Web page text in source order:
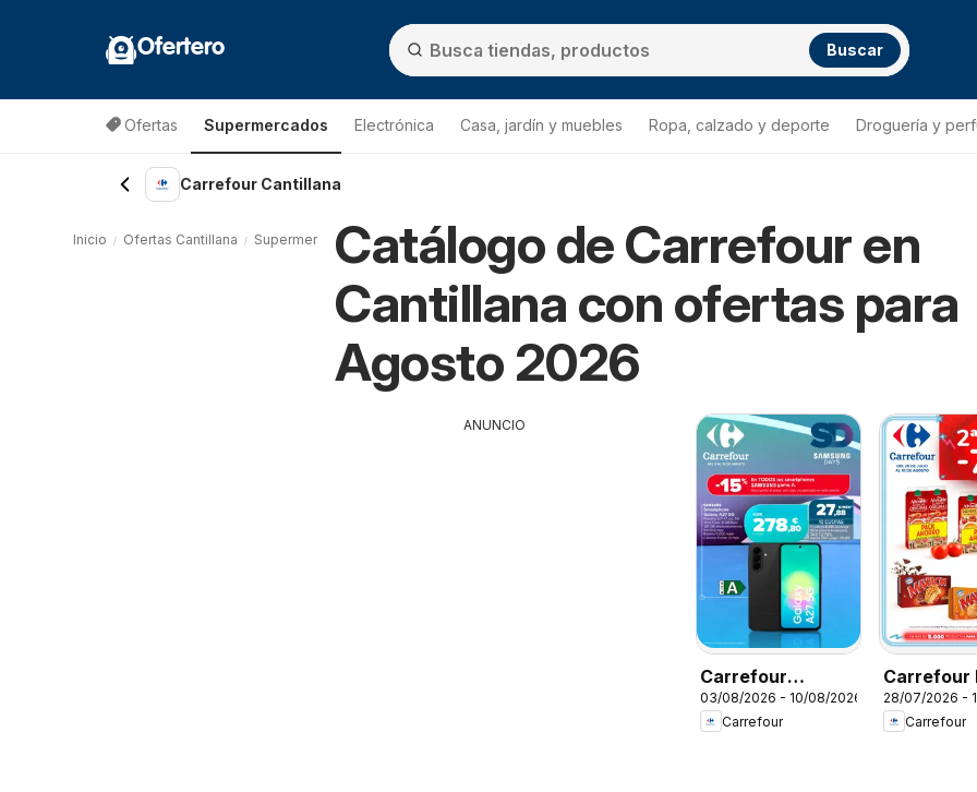
Ofertero Buscar
Ofertas Supermercados Electrónica Casa, jardín y muebles Ropa, calzado y deporte Droguería y
Carrefour Cantillana
Catálogo de Carrefour en
Cantillana con ofertas para
Agosto 2026
ANUNCIO
Carrefour
Samsung Days
03/08/2026 - 10/08/2026
Carrefour
Carrefour
28/07/2026 -
Carrefour
Inicio Ofertas Cantillana Supermercados Cantillana Carrefour Cantillana